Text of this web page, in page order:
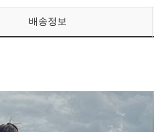
배송정보